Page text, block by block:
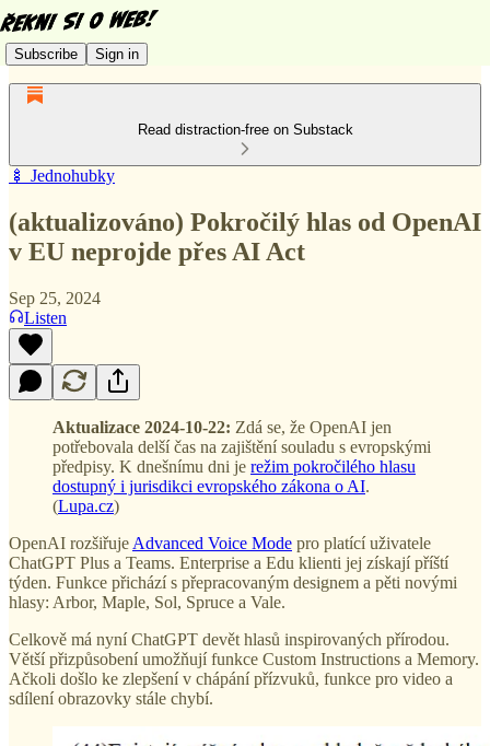
Subscribe Sign in
Read distraction-free on Substack
🍢 Jednohubky
(aktualizováno) Pokročilý hlas od OpenAI
v EU neprojde přes AI Act
Sep 25, 2024
Listen
Aktualizace 2024-10-22: Zdá se, že OpenAI jen
potřebovala delší čas na zajištění souladu s evropskými
předpisy. K dnešnímu dni je režim pokročilého hlasu
dostupný i jurisdikci evropského zákona o AI.
(Lupa.cz)
OpenAI rozšiřuje Advanced Voice Mode pro platící uživatele
ChatGPT Plus a Teams. Enterprise a Edu klienti jej získají příští
týden. Funkce přichází s přepracovaným designem a pěti novými
hlasy: Arbor, Maple, Sol, Spruce a Vale.
Celkově má nyní ChatGPT devět hlasů inspirovaných přírodou.
Větší přizpůsobení umožňují funkce Custom Instructions a Memory.
Ačkoli došlo ke zlepšení v chápání přízvuků, funkce pro video a
sdílení obrazovky stále chybí.